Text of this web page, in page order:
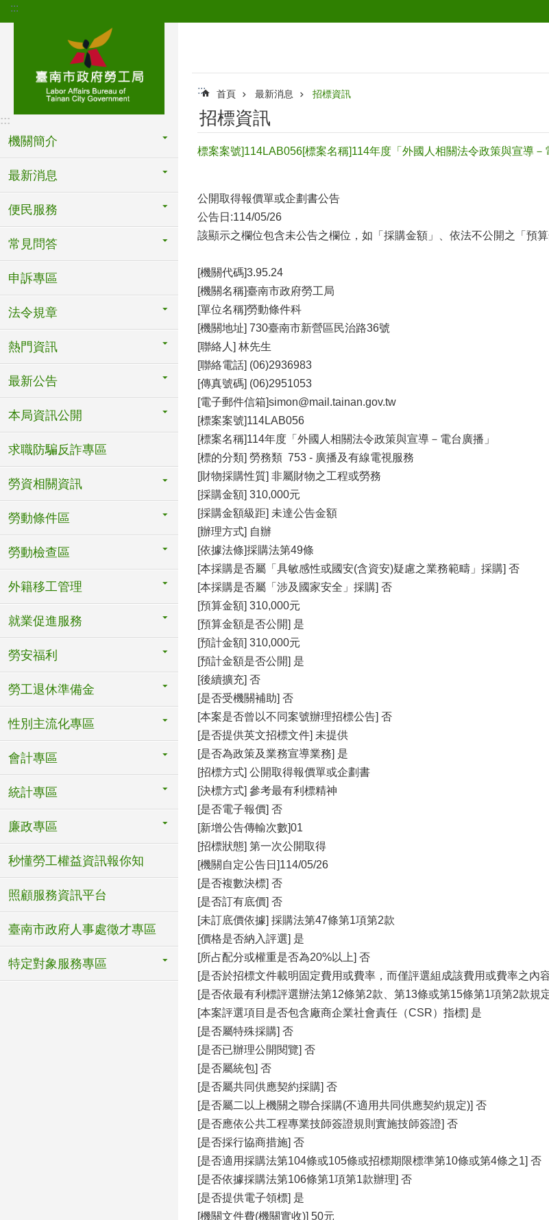
跳到主要內容區塊
:::
:::
機關簡介
最新消息
便民服務
常見問答
申訴專區
法令規章
熱門資訊
最新公告
本局資訊公開
求職防騙反詐專區
勞資相關資訊
勞動條件區
勞動檢查區
外籍移工管理
就業促進服務
勞安福利
勞工退休準備金
性別主流化專區
會計專區
統計專區
廉政專區
秒懂勞工權益資訊報你知
照顧服務資訊平台
臺南市政府人事處徵才專區
特定對象服務專區
::: 首頁 最新消息 招標資訊
招標資訊
標案案號]114LAB056[標案名稱]114年度「外國人相關法令政策與宣導－
公開取得報價單或企劃書公告
公告日:114/05/26
該顯示之欄位包含未公告之欄位，如「採購金額」、依法不公開之「預
[機關代碼]3.95.24
[機關名稱]臺南市政府勞工局
[單位名稱]勞動條件科
[機關地址] 730臺南市新營區民治路36號
[聯絡人] 林先生
[聯絡電話] (06)2936983
[傳真號碼] (06)2951053
[電子郵件信箱]simon@mail.tainan.gov.tw
[標案案號]114LAB056
[標案名稱]114年度「外國人相關法令政策與宣導－電台廣播」
[標的分類] 勞務類 753 - 廣播及有線電視服務
[財物採購性質] 非屬財物之工程或勞務
[採購金額] 310,000元
[採購金額級距] 未達公告金額
[辦理方式] 自辦
[依據法條]採購法第49條
[本採購是否屬「具敏感性或國安(含資安)疑慮之業務範疇」採購] 否
[本採購是否屬「涉及國家安全」採購] 否
[預算金額] 310,000元
[預算金額是否公開] 是
[預計金額] 310,000元
[預計金額是否公開] 是
[後續擴充] 否
[是否受機關補助] 否
[本案是否曾以不同案號辦理招標公告] 否
[是否提供英文招標文件] 未提供
[是否為政策及業務宣導業務] 是
[招標方式] 公開取得報價單或企劃書
[決標方式] 參考最有利標精神
[是否電子報價] 否
[新增公告傳輸次數]01
[招標狀態] 第一次公開取得
[機關自定公告日]114/05/26
[是否複數決標] 否
[是否訂有底價] 否
[未訂底價依據] 採購法第47條第1項第2款
[價格是否納入評選] 是
[所占配分或權重是否為20%以上] 否
[是否於招標文件載明固定費用或費率，而僅評選組成該費用或費率之內
[是否依最有利標評選辦法第12條第2款、第13條或第15條第1項第2款規
[本案評選項目是否包含廠商企業社會責任（CSR）指標] 是
[是否屬特殊採購] 否
[是否已辦理公開閱覽] 否
[是否屬統包] 否
[是否屬共同供應契約採購] 否
[是否屬二以上機關之聯合採購(不適用共同供應契約規定)] 否
[是否應依公共工程專業技師簽證規則實施技師簽證] 否
[是否採行協商措施] 否
[是否適用採購法第104條或105條或招標期限標準第10條或第4條之1] 否
[是否依據採購法第106條第1項第1款辦理] 否
[是否提供電子領標] 是
[機關文件費(機關實收)] 50元